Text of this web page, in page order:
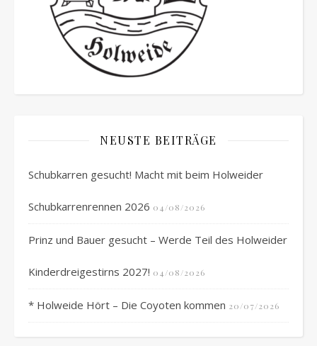
NEUSTE BEITRÄGE
Schubkarren gesucht! Macht mit beim Holweider
Schubkarrenrennen 2026 04/08/2026
Prinz und Bauer gesucht – Werde Teil des Holweider
Kinderdreigestirns 2027! 04/08/2026
* Holweide Hört – Die Coyoten kommen 20/07/2026